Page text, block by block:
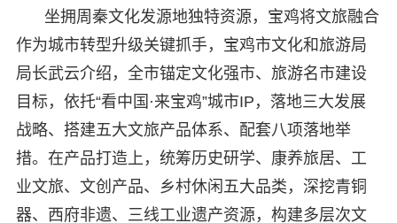
坐拥周秦文化发源地独特资源，宝鸡将文旅融合
作为城市转型升级关键抓手，宝鸡市文化和旅游局
局长武云介绍，全市锚定文化强市、旅游名市建设
目标，依托“看中国·来宝鸡”城市IP，落地三大发展
战略、搭建五大文旅产品体系、配套八项落地举
措。在产品打造上，统筹历史研学、康养旅居、工
业文旅、文创产品、乡村休闲五大品类，深挖青铜
器、西府非遗、三线工业遗产资源，构建多层次文